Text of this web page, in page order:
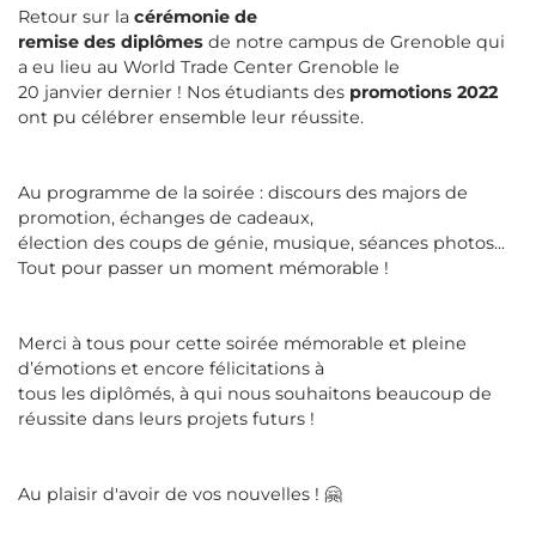
Retour sur la cérémonie de
remise des diplômes de notre campus de Grenoble qui
a eu lieu au World Trade Center Grenoble le
20 janvier dernier ! Nos étudiants des promotions 2022
ont pu célébrer ensemble leur réussite.​
Au programme de la soirée : discours des majors de
promotion, échanges de cadeaux,
élection des coups de génie, musique, séances photos...
Tout pour passer un moment mémorable !​
Merci à tous pour cette soirée mémorable et pleine
d’émotions et encore félicitations à
tous les diplômés, à qui nous souhaitons beaucoup de
réussite dans leurs projets futurs !
Au plaisir d'avoir de vos nouvelles ! 🤗